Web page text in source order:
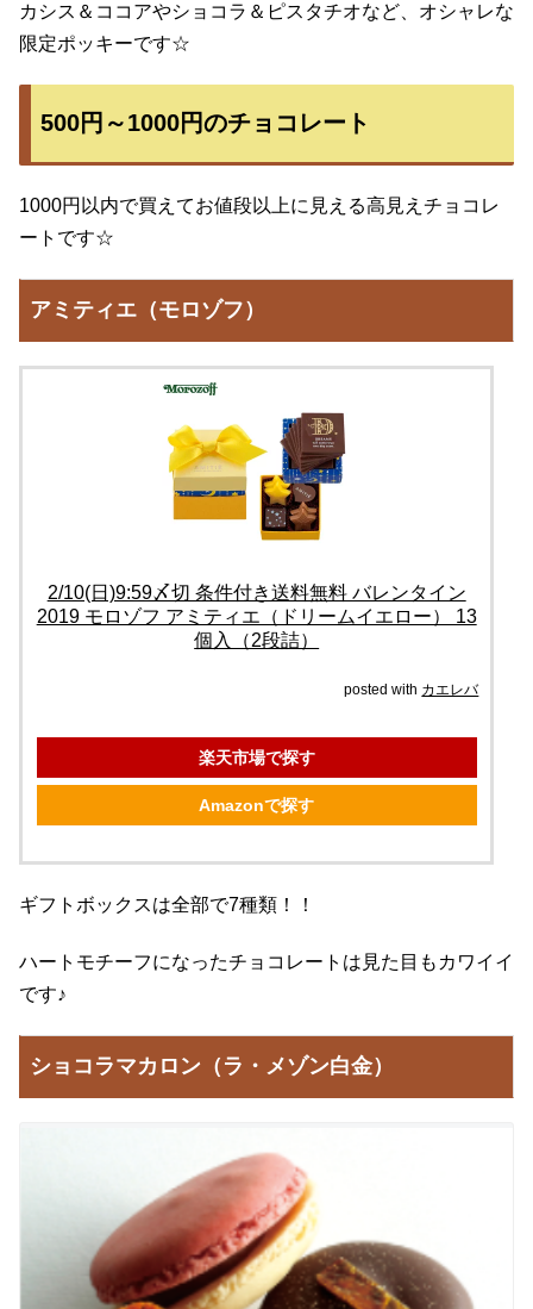
カシス＆ココアやショコラ＆ピスタチオなど、オシャレな
限定ポッキーです☆
500円～1000円のチョコレート
1000円以内で買えてお値段以上に見える高見えチョコレ
ートです☆
アミティエ（モロゾフ）
2/10(日)9:59〆切 条件付き送料無料 バレンタイン
2019 モロゾフ アミティエ（ドリームイエロー） 13
個入（2段詰）
posted with カエレバ
楽天市場で探す
Amazonで探す
ギフトボックスは全部で7種類！！
ハートモチーフになったチョコレートは見た目もカワイイ
です♪
ショコラマカロン（ラ・メゾン白金）